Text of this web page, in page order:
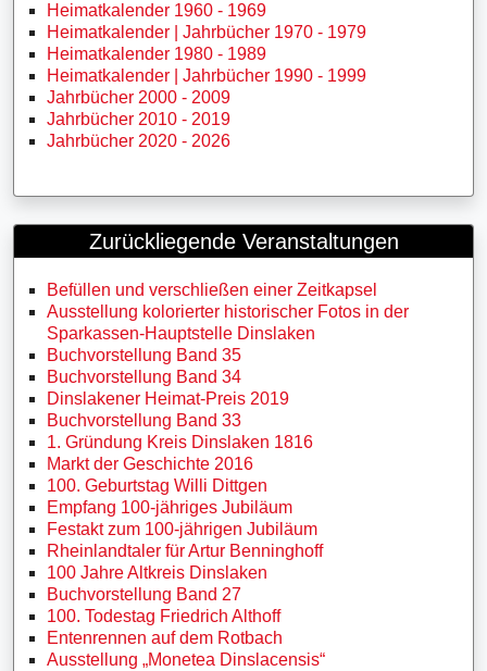
Heimatkalender 1960 - 1969
Heimatkalender | Jahrbücher 1970 - 1979
Heimatkalender 1980 - 1989
Heimatkalender | Jahrbücher 1990 - 1999
Jahrbücher 2000 - 2009
Jahrbücher 2010 - 2019
Jahrbücher 2020 - 2026
Zurückliegende Veranstaltungen
Befüllen und verschließen einer Zeitkapsel
Ausstellung kolorierter historischer Fotos in der
Sparkassen-Hauptstelle Dinslaken
Buchvorstellung Band 35
Buchvorstellung Band 34
Dinslakener Heimat-Preis 2019
Buchvorstellung Band 33
1. Gründung Kreis Dinslaken 1816
Markt der Geschichte 2016
100. Geburtstag Willi Dittgen
Empfang 100-jähriges Jubiläum
Festakt zum 100-jährigen Jubiläum
Rheinlandtaler für Artur Benninghoff
100 Jahre Altkreis Dinslaken
Buchvorstellung Band 27
100. Todestag Friedrich Althoff
Entenrennen auf dem Rotbach
Ausstellung „Monetea Dinslacensis“